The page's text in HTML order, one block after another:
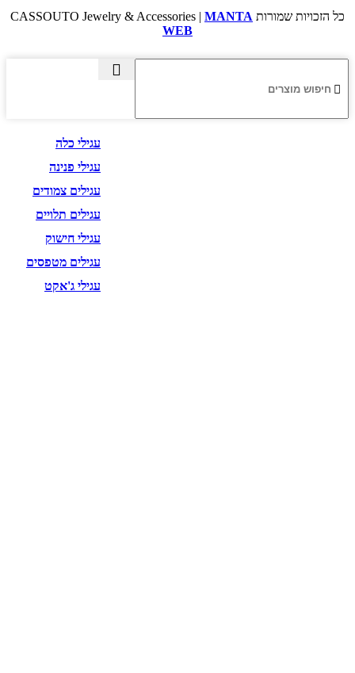
כל הזכויות שמורות CASSOUTO Jewelry & Accessories | MANTA
WEB
עגילי כלה
עגילי פנינה
עגילים צמודים
עגילים תלויים
עגילי חישוק
עגילים מטפסים
עגילי ג'אקט